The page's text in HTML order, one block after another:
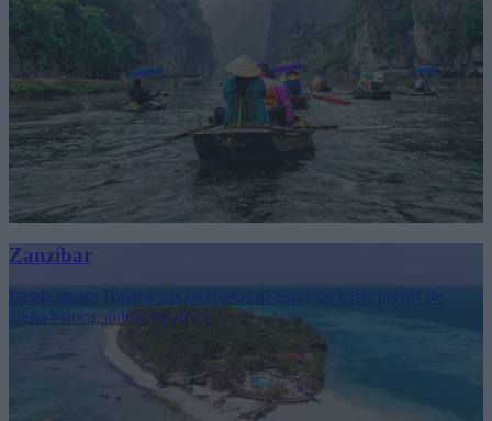
Zanzíbar
Desde Stone Town y sus mercados de especias hasta playas de
arena blanca, aldeas locales y